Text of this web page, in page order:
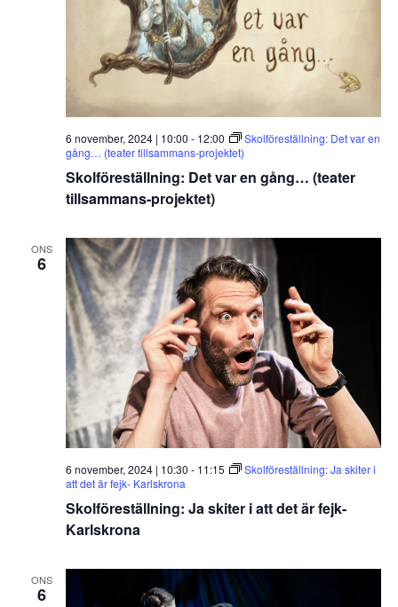
Skolföreställning: Det var en gång… (teater
tillsammans-projektet)
6 november, 2024 | 10:00 - 12:00
Skolföreställning: Det var en
gång… (teater tillsammans-projektet)
ONS
6
Skolföreställning: Ja skiter i att det är fejk-
Karlskrona
6 november, 2024 | 10:30 - 11:15
Skolföreställning: Ja skiter i
att det är fejk- Karlskrona
ONS
6